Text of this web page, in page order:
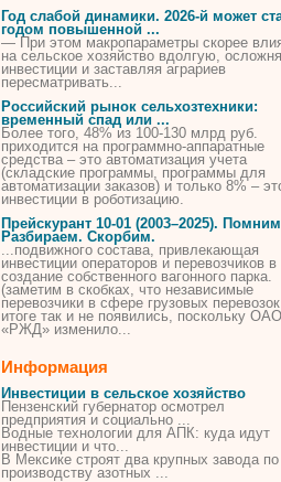
Год слабой динамики. 2026-й может
годом повышенной ...
— При этом макропараметры скорее
на сельское хозяйство вдолгую,
инвестиции и заставляя аграриев
пересматривать...
Российский рынок сельхозтехники:
временный спад или ...
Более того, 48% из 100-130 млрд руб.
приходится на программно-аппаратные
средства – это автоматизация учета
(складские программы, программы для
автоматизации заказов) и только 8% –
инвестиции в роботизацию.
Прейскурант 10-01 (2003–2025).
Разбираем. Скорбим.
...подвижного состава, привлекающая
инвестиции операторов и перевозчиков в
создание собственного вагонного парка.
(заметим в скобках, что независимые
перевозчики в сфере грузовых
итоге так и не появились, поскольку ОАО
«РЖД» изменило...
Информация
Инвестиции в сельское хозяйство
Пензенский губернатор осмотрел
предприятия и социально ...
Водные технологии для АПК: куда идут
инвестиции и что...
В Мексике строят два крупных завода по
производству азотных ...